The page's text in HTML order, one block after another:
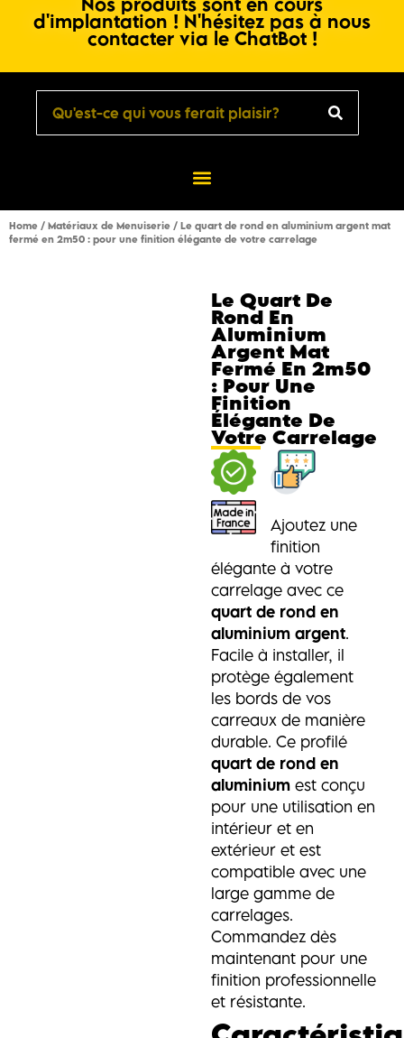
d'implantation ! N'hésitez pas à nous
contacter via le ChatBot !
Home / Matériaux de Menuiserie / Le quart de rond en aluminium argent mat
fermé en 2m50 : pour une finition élégante de votre carrelage
Le Quart De
Rond En
Aluminium
Argent Mat
Fermé En 2m50
: Pour Une
Finition
Élégante De
Votre Carrelage
Ajoutez une
finition
élégante à votre
carrelage avec ce
quart de rond en
aluminium argent.
Facile à installer, il
protège également
les bords de vos
carreaux de manière
durable. Ce profilé
quart de rond en
aluminiumest conçu
pour une utilisation en
intérieur et en
extérieur et est
compatible avec une
large gamme de
carrelages.
Commandez dès
maintenant pour une
finition professionnelle
et résistante.